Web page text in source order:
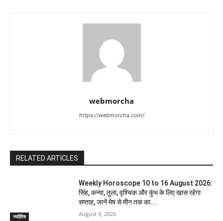
webmorcha
https://webmorcha.com/
RELATED ARTICLES
ज्योतिष
Weekly Horoscope 10 to 16 August 2026:
सिंह, कन्या, तुला, वृश्चिक और कुंभ के लिए खास रहेगा
सप्ताह, जानें मेष से मीन तक का...
August 9, 2026